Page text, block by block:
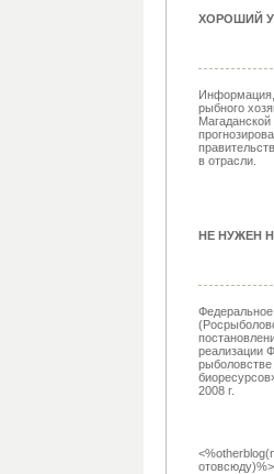
ХОРОШИЙ
Информация,
рыбного
Магаданской
в отрасли.
НЕ НУЖЕН
Федеральное
реализации
2008 г.
отовсюду)%>